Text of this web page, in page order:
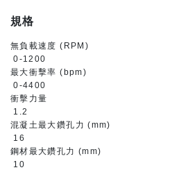
規格
無負載速度 (RPM)
0-1200
最大衝擊率 (bpm)
0-4400
衝擊力量
1.2
混凝土最大鑽孔力 (mm)
16
鋼材最大鑽孔力 (mm)
10